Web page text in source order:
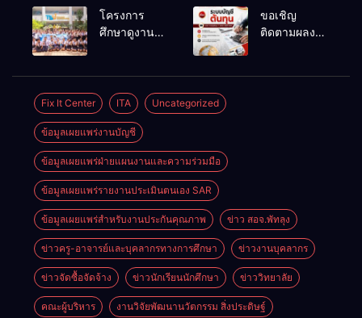
เรื่อง ประกาศ
ผลการ
พิจารณาแผน
โครงการ
พัฒนา
ศักยภาพผู้
เรียน
อาชีวศึกษาใน
การเป็นผู้
ประกอบการ
ประจำปีการ
ศึกษา 2569
ลูกจ้าง
ชั่วคราว
รถยนต์
โครงการ
ศึกษาดูงาน
ปวช.๑ แผนก
วิชา
เทคโนโลยี
ธุรกิจดิจิทัล
ขอเชิญ
ติดตามผลงาน
Fix It Center ITA Uncategorized
ข้อมูลเผยแพร่งานบัญชี
ข้อมูลเผยแพร่ฝ่ายแผนงานและความร่วมมือ
ข้อมูลเผยแพร่รายงานประเมินตนเอง SAR
ข้อมูลเผยแพร่สำหรับงานประกันคุณภาพ ข่าว สอจ.พัทลุง
ข่าวครู-อาจารย์และบุคลากรทางการศึกษา ข่าวงานบุคลากร
ข่าวจัดซื้อจัดจ้าง ข่าวนักเรียนนักศึกษา ข่าววิทยาลัย
คณะผู้บริหาร งานวิจัยพัฒนานวัตกรรม สิ่งประดิษฐ์